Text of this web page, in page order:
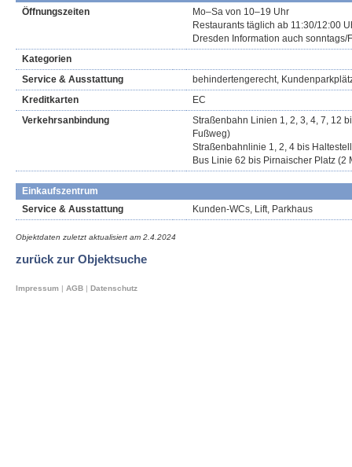
Öffnungszeiten
Mo–Sa von 10–19 Uhr
Restaurants täglich ab 11:30/12:00
Dresden Information auch
Kategorien
Service & Ausstattung
behindertengerecht,
Kreditkarten
EC
Verkehrsanbindung
Straßenbahn Linien 1, 2, 3, 4, 7, 12
Fußweg)
Straßenbahnlinie 1, 2, 4 bis
Bus Linie 62 bis Pirnaischer Platz (2
Einkaufszentrum
Service & Ausstattung
Kunden-WCs, Lift, Parkhaus
Objektdaten zuletzt aktualisiert am 2.4.2024
zurück zur Objektsuche
Impressum | AGB | Datenschutz